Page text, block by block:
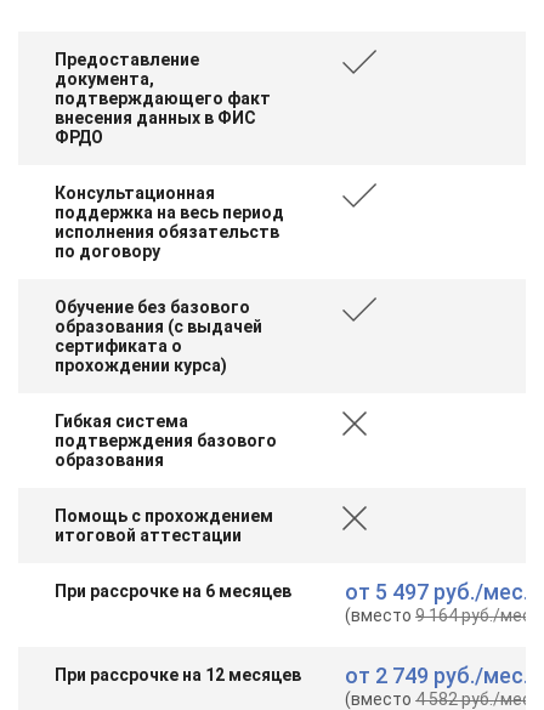
Предоставление
документа,
подтверждающего факт
внесения данных в ФИС
ФРДО
Консультационная
поддержка на весь период
исполнения обязательств
по договору
Обучение без базового
образования (с выдачей
сертификата о
прохождении курса)
Гибкая система
подтверждения базового
образования
Помощь с прохождением
итоговой аттестации
При рассрочке на 6 месяцев от 5 497 руб./мес.
(вместо9 164 руб./мес.
При рассрочке на 12 месяцев от 2 749 руб./мес.
(вместо4 582 руб./мес.